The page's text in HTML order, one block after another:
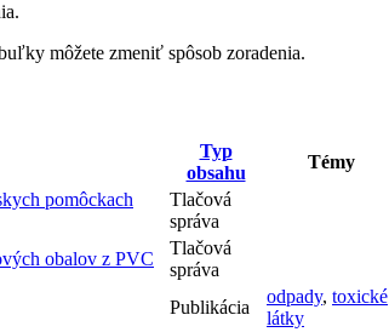
môžete zmeniť spôsob zoradenia.
Typ
obsahu
Témy
pomôckach
Tlačová
správa
obalov z PVC
Tlačová
správa
Publikácia
odpady, toxické
látky